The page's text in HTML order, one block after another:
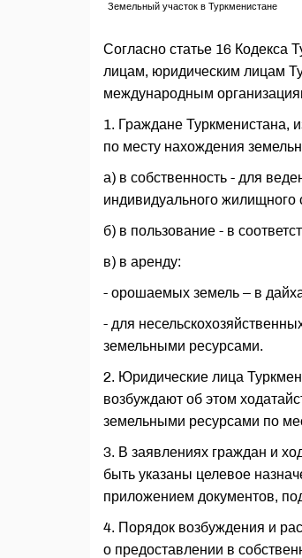
Земельный участок в Туркменистане
Согласно статье 16 Кодекса
лицам, юридическим лицам
международным
1. Граждане Туркменистана,
по месту нахождения
а) в собственность - для
индивидуального жилищного
б) в пользование - в
в) в аренду:
- орошаемых земель – в
- для
земельными ресурсами.
2. Юридические лица
возбуждают об этом
земельными ресурсами по
3. В заявлениях граждан и
быть указаны целевое
приложением документов,
4. Порядок возбуждения и
о предоставлении в